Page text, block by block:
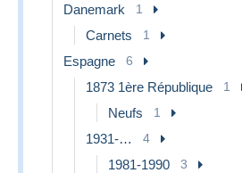
Danemark 1
Carnets 1
Espagne 6
1873 1ère République 1
Neufs 1
1931-… 4
1981-1990 3